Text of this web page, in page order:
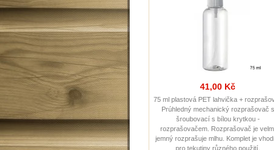
41,00 Kč
75 ml plastová PET lahvička +
Prúhledný mechanický rozprašovač s
šroubovací s bílou krytkou -
rozprašovačem. Rozprašovač je
jemný rozprašuje mlhu. Komplet je
pro tekutiny různého použití.